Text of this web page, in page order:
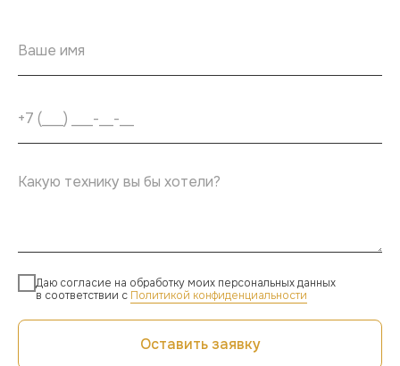
Даю согласие на обработку моих персональных данных
в соответствии с Политикой конфиденциальности
Оставить заявку